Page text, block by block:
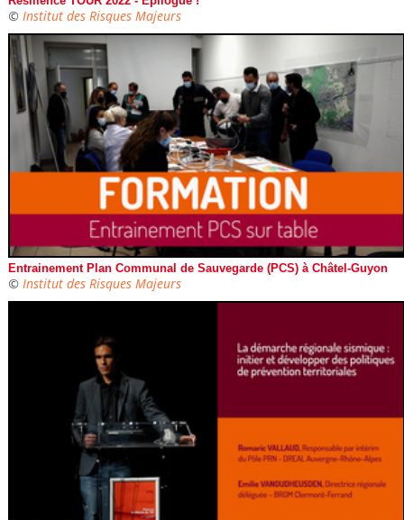
© Institut des Risques Majeurs
Entrainement Plan Communal de Sauvegarde (PCS) à Châtel-Guyon
© Institut des Risques Majeurs